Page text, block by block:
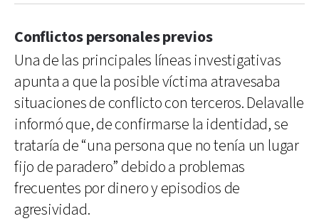
Conflictos personales previos
Una de las principales líneas investigativas
apunta a que la posible víctima atravesaba
situaciones de conflicto con terceros. Delavalle
informó que, de confirmarse la identidad, se
trataría de “una persona que no tenía un lugar
fijo de paradero” debido a problemas
frecuentes por dinero y episodios de
agresividad.